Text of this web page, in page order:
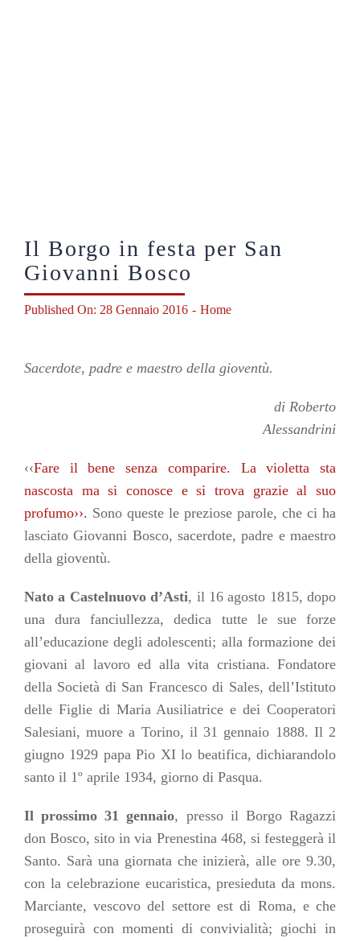
Contatti
Il Borgo in festa per San
Giovanni Bosco
Published On: 28 Gennaio 2016 - Home
Sacerdote, padre e maestro della gioventù.
di Roberto
Alessandrini
‹‹Fare il bene senza comparire. La violetta sta
nascosta ma si conosce e si trova grazie al suo
profumo››. Sono queste le preziose parole, che ci ha
lasciato Giovanni Bosco, sacerdote, padre e maestro
della gioventù.
Nato a Castelnuovo d’Asti, il 16 agosto 1815, dopo
una dura fanciullezza, dedica tutte le sue forze
all’educazione degli adolescenti; alla formazione dei
giovani al lavoro ed alla vita cristiana. Fondatore
della Società di San Francesco di Sales, dell’Istituto
delle Figlie di Maria Ausiliatrice e dei Cooperatori
Salesiani, muore a Torino, il 31 gennaio 1888. Il 2
giugno 1929 papa Pio XI lo beatifica, dichiarandolo
santo il 1º aprile 1934, giorno di Pasqua.
Il prossimo 31 gennaio, presso il Borgo Ragazzi
don Bosco, sito in via Prenestina 468, si festeggerà il
Santo. Sarà una giornata che inizierà, alle ore 9.30,
con la celebrazione eucaristica, presieduta da mons.
Marciante, vescovo del settore est di Roma, e che
proseguirà con momenti di convivialità; giochi in